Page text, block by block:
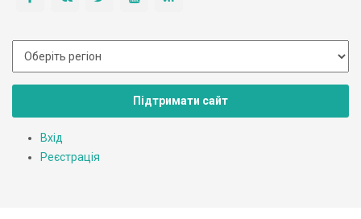
Підтримати сайт
Вхід
Реєстрація